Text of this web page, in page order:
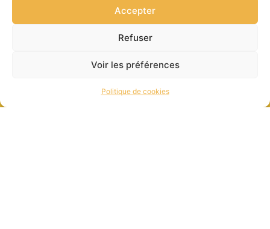
Accepter
Refuser
Voir les préférences
Politique de cookies